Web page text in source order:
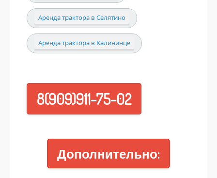
Аренда трактора в Селятино
Аренда трактора в Калининце
8(909)911-75-02
Дополнительно: